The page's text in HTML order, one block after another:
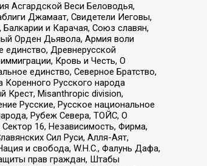
Асгардской Веси Беловодья,
Джамаат, Свидетели Иеговы,
и Карачая, Союз славян,
Орден Дьявола, Армия воли
единство, Древнерусской
Кровь и Честь, О
единство, Северное Братство,
Русского народа
Крест, Misanthropic division,
Русские, Русское национальное
Рубеж Севера, ТОЙС, О
16, Независимость, Фирма,
Сил Руси, Алля-Аят,
и свобода, W.H.С., Фалунь Дафа,
прав граждан, Штабы